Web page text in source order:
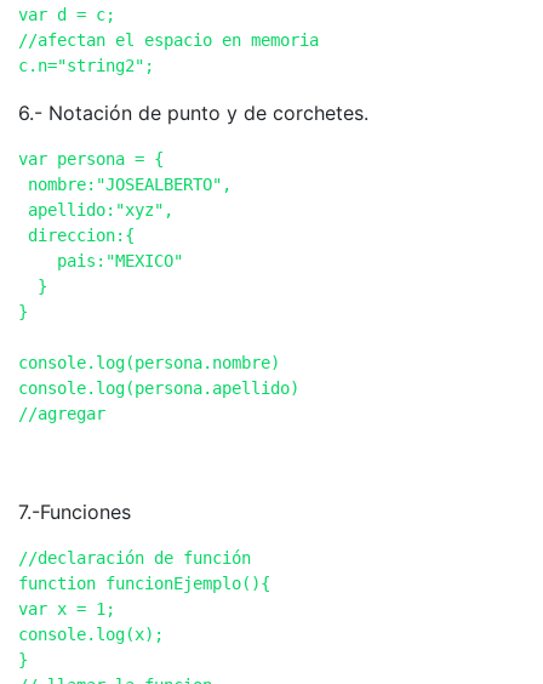
var d = c;
//afectan el espacio en memoria
c.n="string2";
6.- Notación de punto y de corchetes.
var persona = {
nombre:"JOSEALBERTO",
apellido:"xyz",
direccion:{
    pais:"MEXICO"
  }
}
console.log(persona.nombre)
console.log(persona.apellido)
//agregar
7.-Funciones
//declaración de función
function funcionEjemplo(){
var x = 1;
console.log(x);
}